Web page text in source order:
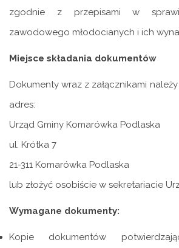
zgodnie z przepisami w
zawodowego młodocianych i ich
Miejsce składania dokumentów
Dokumenty wraz z załącznikami
adres:
Urząd Gminy Komarówka Podlaska
ul. Krótka 7
21-311 Komarówka Podlaska
lub złożyć osobiście w sekretariacie
Wymagane dokumenty:
Kopie dokumentów